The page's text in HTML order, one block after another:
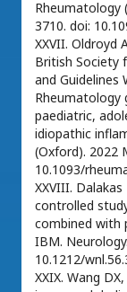
Rheumatology
3710. doi:
XXVII. Oldroyd
British Society
and Guidelines
Rheumatology
paediatric,
idiopathic
(Oxford). 2022
10.1093/
XXVIII.
controlled
combined with
IBM.
10.1212/
XXIX. Wang